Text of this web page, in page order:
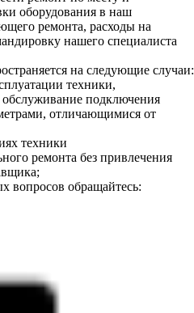
оборудования в наш
ремонта, расходы на
нашего специалиста
на следующие случаи:
техники,
обслуживание подключения
отличающимися от
техники
ремонта без привлечения
вопросов обращайтесь: